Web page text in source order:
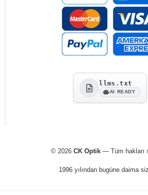
llms.txt
AI READY
© 2026 CK Optik— Tüm hakları
1996 yılından bugüne daima